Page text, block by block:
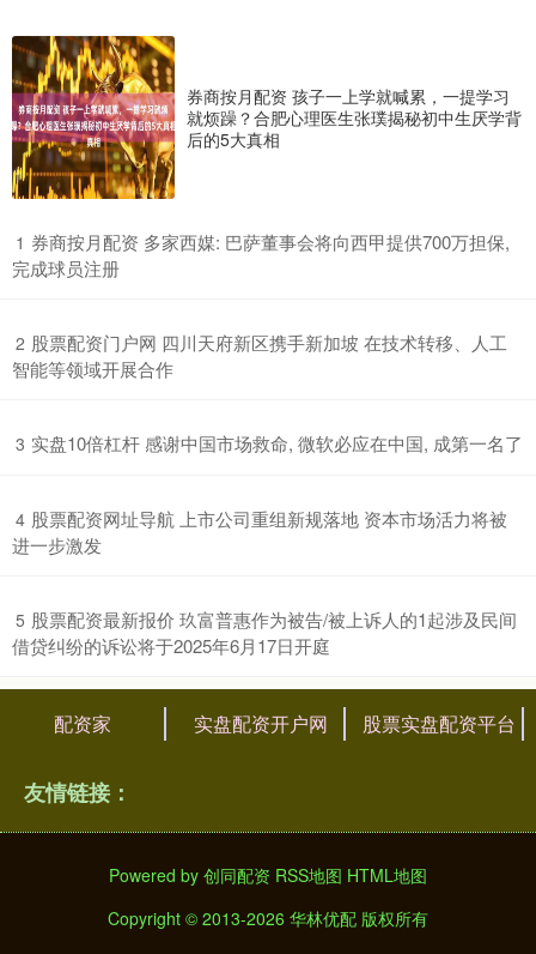
券商按月配资 孩子一上学就喊累，一提学习
就烦躁？合肥心理医生张璞揭秘初中生厌学背
后的5大真相
1 ​券商按月配资 多家西媒: 巴萨董事会将向西甲提供700万担保,
完成球员注册
2 ​股票配资门户网 四川天府新区携手新加坡 在技术转移、人工
智能等领域开展合作
3 ​实盘10倍杠杆 感谢中国市场救命, 微软必应在中国, 成第一名了
4 ​股票配资网址导航 上市公司重组新规落地 资本市场活力将被
进一步激发
5 ​股票配资最新报价 玖富普惠作为被告/被上诉人的1起涉及民间
借贷纠纷的诉讼将于2025年6月17日开庭
配资家 实盘配资开户网 股票实盘配资平台
友情链接：
Powered by 创同配资 RSS地图 HTML地图
Copyright © 2013-2026 华林优配 版权所有